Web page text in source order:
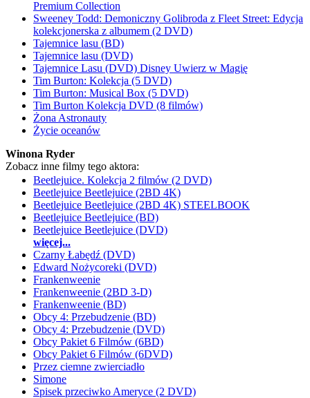
Premium Collection
Sweeney Todd: Demoniczny Golibroda z Fleet Street: Edycja
kolekcjonerska z albumem (2 DVD)
Tajemnice lasu (BD)
Tajemnice lasu (DVD)
Tajemnice Lasu (DVD) Disney Uwierz w Magię
Tim Burton: Kolekcja (5 DVD)
Tim Burton: Musical Box (5 DVD)
Tim Burton Kolekcja DVD (8 filmów)
Żona Astronauty
Życie oceanów
Winona Ryder
Zobacz inne filmy tego aktora:
Beetlejuice. Kolekcja 2 filmów (2 DVD)
Beetlejuice Beetlejuice (2BD 4K)
Beetlejuice Beetlejuice (2BD 4K) STEELBOOK
Beetlejuice Beetlejuice (BD)
Beetlejuice Beetlejuice (DVD)
więcej...
Czarny Łabędź (DVD)
Edward Nożycoreki (DVD)
Frankenweenie
Frankenweenie (2BD 3-D)
Frankenweenie (BD)
Obcy 4: Przebudzenie (BD)
Obcy 4: Przebudzenie (DVD)
Obcy Pakiet 6 Filmów (6BD)
Obcy Pakiet 6 Filmów (6DVD)
Przez ciemne zwierciadło
Simone
Spisek przeciwko Ameryce (2 DVD)